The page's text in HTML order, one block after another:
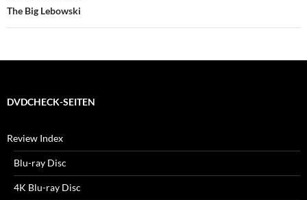
The Big Lebowski
DVDCHECK-SEITEN
Review Index
Blu-ray Disc
4K Blu-ray Disc